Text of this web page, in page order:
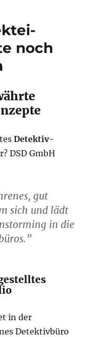
noch
Detektiv-
DSD GmbH
gut
sich und lädt
in die
in der
Detektivbüro